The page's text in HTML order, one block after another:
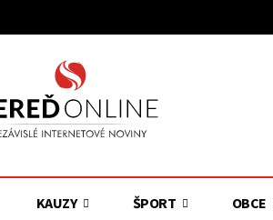
KAUZY ŠPORT OBCE